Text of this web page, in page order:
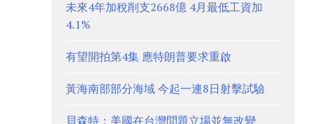
未來4年加稅削支2668億 4月最低工資加
4.1%
有望開拍第4集 應特朗普要求重啟
黃海南部部分海域 今起一連8日射擊試驗
貝森特：美國在台灣問題立場並無改變